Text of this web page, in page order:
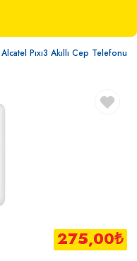
Alcatel Pıxı3 Akıllı Cep Telefonu
275,00₺